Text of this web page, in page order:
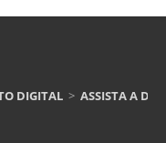
DIGITAL > ASSISTA A